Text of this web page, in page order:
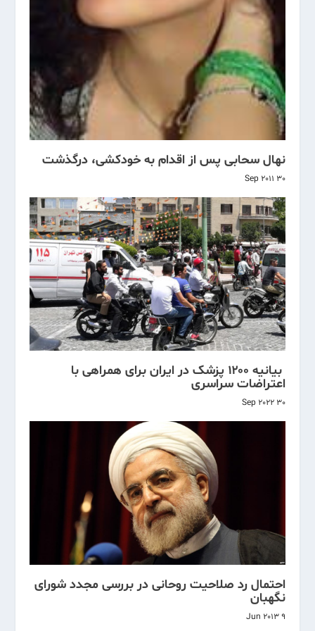
نهال سحابی پس از اقدام به خودکشی، درگذشت
30 Sep 2011
بیانیه ۱۲۰۰ پزشک در ایران برای همراهی با
اعتراضات سراسری
30 Sep 2022
احتمال رد صلاحیت روحانی در بررسی مجدد شورای
نگهبان
9 Jun 2013